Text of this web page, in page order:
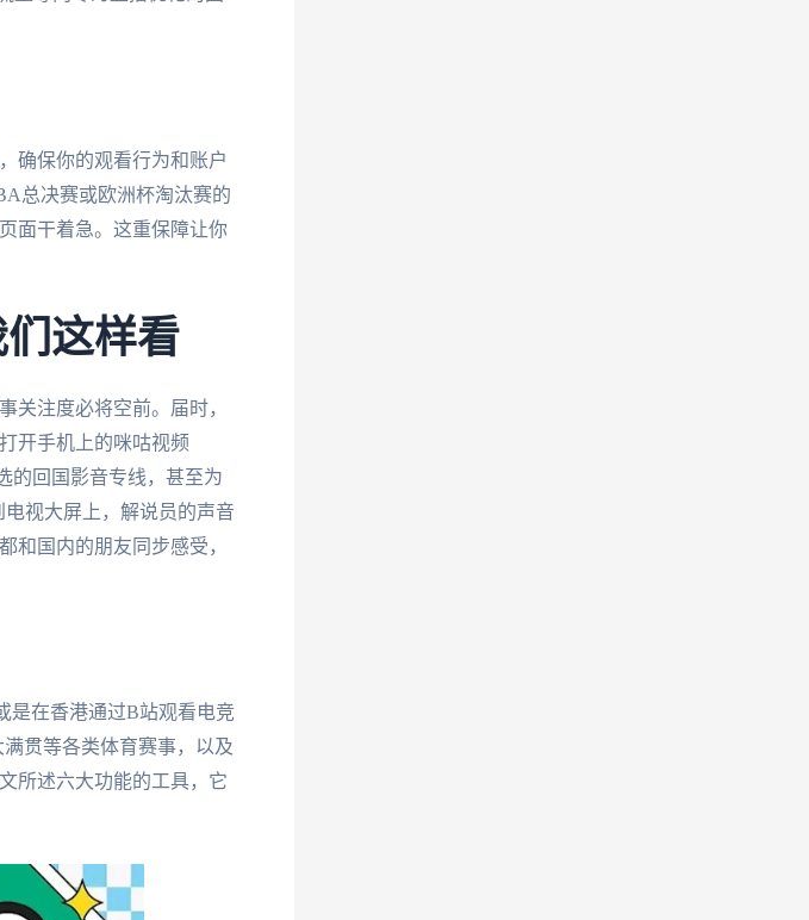
确保你的观看行为和账户
总决赛或欧洲杯淘汰赛的
面干着急。这重保障让你
这样看
关注度必将空前。届时，
开手机上的咪咕视频
的回国影音专线，甚至为
视大屏上，解说员的声音
和国内的朋友同步感受，
是在香港通过B站观看电竞
贯等各类体育赛事，以及
所述六大功能的工具，它